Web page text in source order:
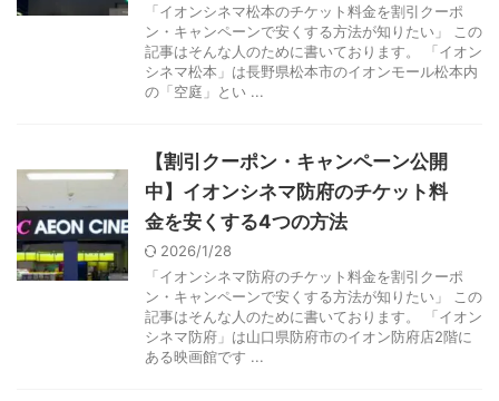
「イオンシネマ松本のチケット料金を割引クーポ
ン・キャンペーンで安くする方法が知りたい」 この
記事はそんな人のために書いております。 「イオン
シネマ松本」は長野県松本市のイオンモール松本内
の「空庭」とい ...
【割引クーポン・キャンペーン公開
中】イオンシネマ防府のチケット料
金を安くする4つの方法
2026/1/28
「イオンシネマ防府のチケット料金を割引クーポ
ン・キャンペーンで安くする方法が知りたい」 この
記事はそんな人のために書いております。 「イオン
シネマ防府」は山口県防府市のイオン防府店2階に
ある映画館です ...